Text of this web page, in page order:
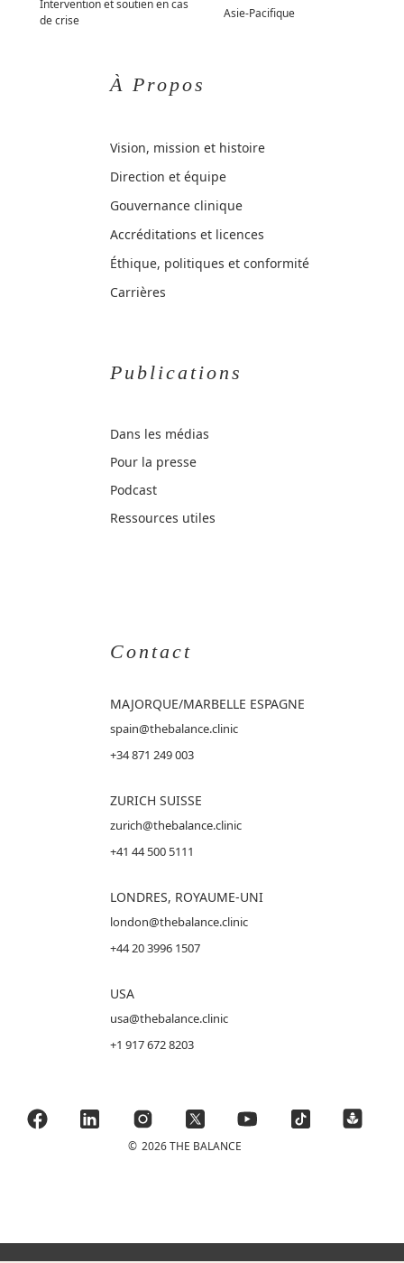
Intervention et soutien en cas
de crise
Asie-Pacifique
À Propos
Vision, mission et histoire
Direction et équipe
Gouvernance clinique
Accréditations et licences
Éthique, politiques et conformité
Carrières
Publications
Dans les médias
Pour la presse
Podcast
Ressources utiles
Contact
MAJORQUE/MARBELLE ESPAGNE
spain@thebalance.clinic
+34 871 249 003
ZURICH SUISSE
zurich@thebalance.clinic
+41 44 500 5111
LONDRES, ROYAUME-UNI
london@thebalance.clinic
+44 20 3996 1507
USA
usa@thebalance.clinic
+1 917 672 8203
© 2026 THE BALANCE